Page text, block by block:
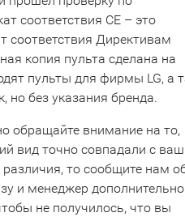
соответствия СЕ – это
соответствия Директивам
копия пульта сделана на
пульты для фирмы LG, а
но без указания бренда.
обращайте внимание на то,
вид точно совпадали с
то сообщите нам
и менеджер дополнительно
не получилось, что вы